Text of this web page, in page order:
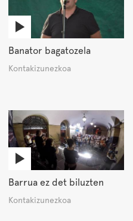
Banator bagatozela
Kontakizunezkoa
Barrua ez det biluzten
Kontakizunezkoa